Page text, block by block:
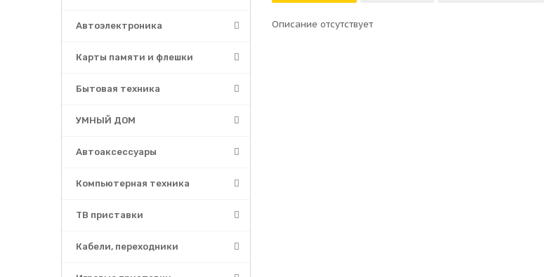
Описание отсутствует
Автоэлектроника
Карты памяти и флешки
Бытовая техника
УМНЫЙ ДОМ
Автоаксессуары
Компьютерная техника
ТВ приставки
Кабели, переходники